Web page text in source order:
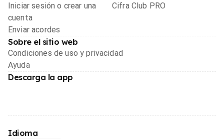
Iniciar sesión o crear una
cuenta
Enviar acordes
Cifra Club PRO
Sobre el sitio web
Condiciones de uso y privacidad
Ayuda
Descarga la app
Idioma